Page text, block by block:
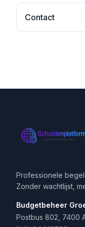
Contact
Professionele
Zonder wachtlijst,
Budgetbeheer
Postbus 802, 7400